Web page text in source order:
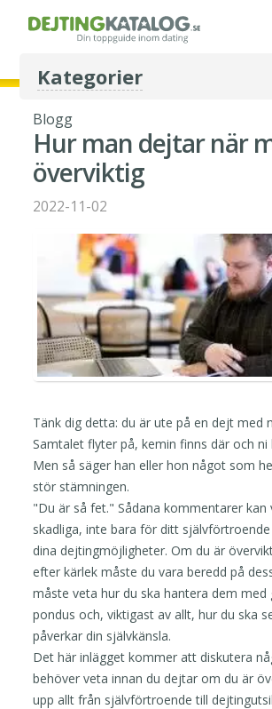
Kategorier
Blogg
Hur man dejtar när
överviktig
2022-11-02
Tänk dig detta: du är ute på en dejt med
Samtalet flyter på, kemin finns där och
Men så säger han eller hon något som
stör stämningen.
"Du är så fet." Sådana kommentarer kan
skadliga, inte bara för ditt
dina dejtingmöjligheter. Om du är
efter kärlek måste du vara beredd på
måste veta hur du ska hantera dem med
pondus och, viktigast av allt, hur du ska
påverkar din självkänsla.
Det här inlägget kommer att diskutera
behöver veta innan du dejtar om du är
upp allt från självförtroende till